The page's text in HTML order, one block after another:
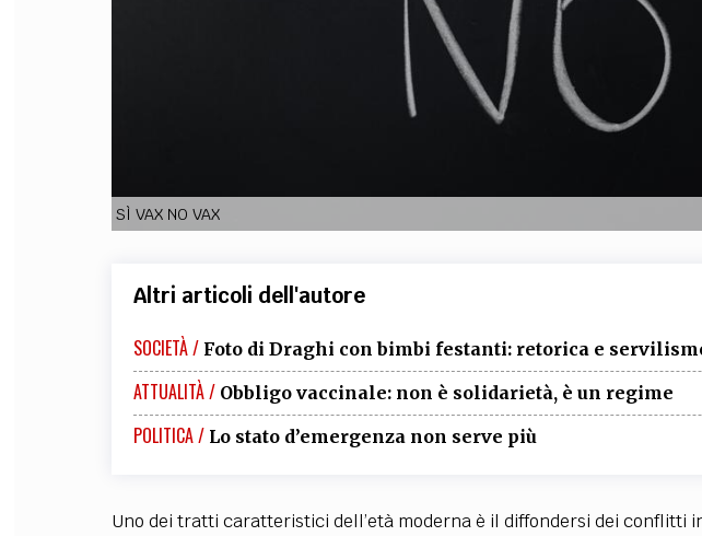
SÌ VAX NO VAX
Altri articoli dell'autore
SOCIETÀ / Foto di Draghi con bimbi festanti: retorica e
ATTUALITÀ / Obbligo vaccinale: non è solidarietà, è un regime
POLITICA / Lo stato d’emergenza non serve più
Uno dei tratti caratteristici dell’età moderna è il diffondersi dei conflitti